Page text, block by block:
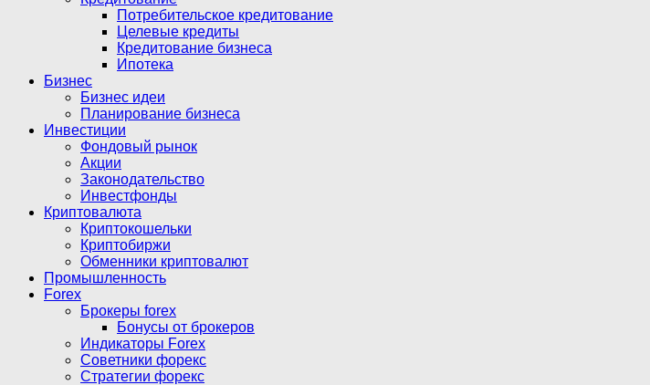
Потребительское кредитование
Целевые кредиты
Кредитование бизнеса
Ипотека
Бизнес
Бизнес идеи
Планирование бизнеса
Инвестиции
Фондовый рынок
Акции
Законодательство
Инвестфонды
Криптовалюта
Криптокошельки
Криптобиржи
Обменники криптовалют
Промышленность
Forex
Брокеры forex
Бонусы от брокеров
Индикаторы Forex
Советники форекс
Стратегии форекс